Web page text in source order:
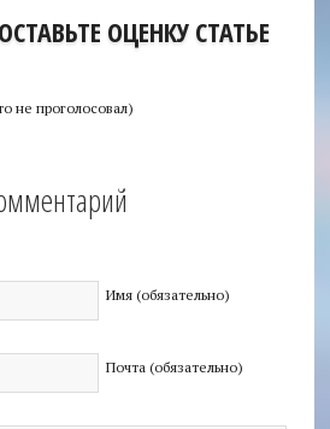
ОЦЕНКУ СТАТЬЕ
не проголосовал)
Имя (обязательно)
Почта (обязательно)